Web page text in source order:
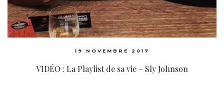
19 NOVEMBRE 2017
VIDÉO : La Playlist de sa vie – Sly Johnson